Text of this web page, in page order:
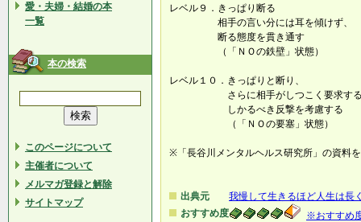
愛・夫婦・結婚の本
一覧
本の検索
このページについて
主催者について
メルマガ登録と解除
サイトマップ
レベル９．きっぱり断る
相手の言い分には耳を傾けず、
断る態度を貫き通す
（「ＮＯの鉄壁」状態）
レベル１０．きっぱりと断り、
さらに相手がしつこく要求する
しかるべき反撃を考慮する
（「ＮＯの要塞」状態）
※「長谷川メンタルヘルス研究所」の資料
出典元
我慢して生きるほど人生は長
おすすめ度
※おすすめ